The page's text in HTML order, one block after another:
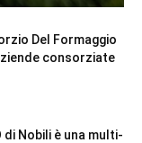
Del Formaggio
consorziate
di Nobili è una multi-